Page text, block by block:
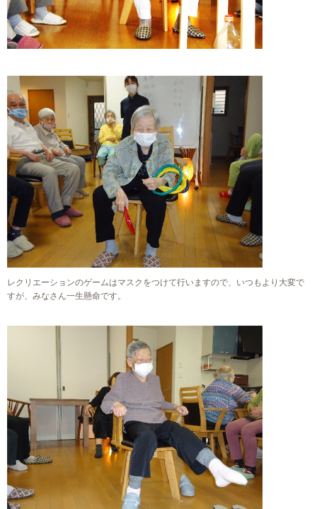
レクリエーションのゲームはマスクをつけて行いますので、いつもより大変で
すが、みなさん一生懸命です。